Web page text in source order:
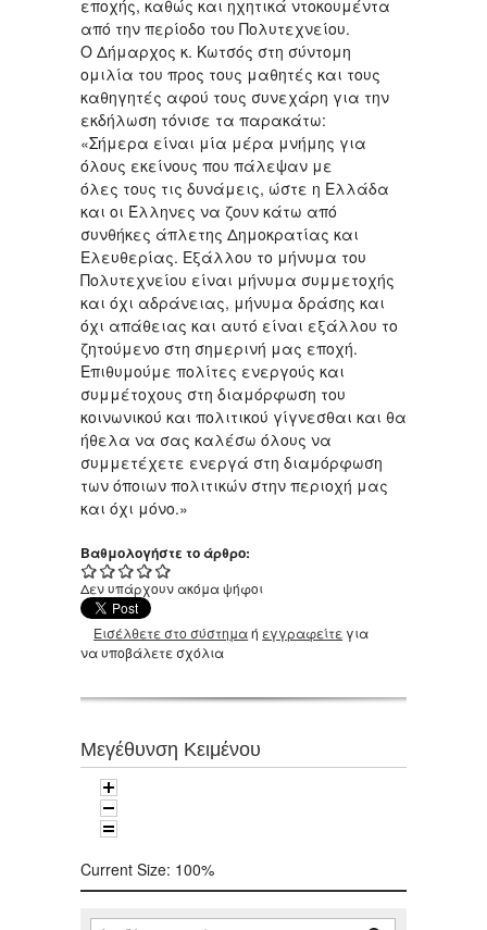
εποχής, καθώς και ηχητικά ντοκουμέντα
από την περίοδο του Πολυτεχνείου.
Ο Δήμαρχος κ. Κωτσός στη σύντομη
ομιλία του προς τους μαθητές και τους
καθηγητές αφού τους συνεχάρη για την
εκδήλωση τόνισε τα παρακάτω:
«Σήμερα είναι μία μέρα μνήμης για
όλους εκείνους που πάλεψαν με
όλες τους τις δυνάμεις, ώστε η Ελλάδα
και οι Έλληνες να ζουν κάτω από
συνθήκες άπλετης Δημοκρατίας και
Ελευθερίας. Εξάλλου το μήνυμα του
Πολυτεχνείου είναι μήνυμα συμμετοχής
και όχι αδράνειας, μήνυμα δράσης και
όχι απάθειας και αυτό είναι εξάλλου το
ζητούμενο στη σημερινή μας εποχή.
Επιθυμούμε πολίτες ενεργούς και
συμμέτοχους στη διαμόρφωση του
κοινωνικού και πολιτικού γίγνεσθαι και θα
ήθελα να σας καλέσω όλους να
συμμετέχετε ενεργά στη διαμόρφωση
των όποιων πολιτικών στην περιοχή μας
και όχι μόνο.»
Βαθμολογήστε το άρθρο:
Δεν υπάρχουν ακόμα ψήφοι
Εισέλθετε στο σύστημαή εγγραφείτε για
να υποβάλετε σχόλια
Μεγέθυνση Κειμένου
Current Size: 100%
Φόρμα αναζήτησης
Αναζήτηση